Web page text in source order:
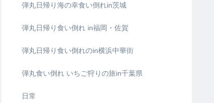
弾丸日帰り海の幸食い倒れin茨城
弾丸日帰り食い倒れ in福岡・佐賀
弾丸日帰り食い倒れのin横浜中華街
弾丸食い倒れ いちご狩りの旅in千葉県
日常